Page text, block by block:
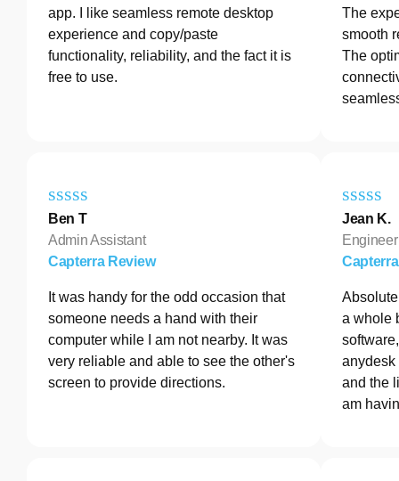
app. I like seamless remote desktop
experience and copy/paste
functionality, reliability, and the fact it is
free to use.
The
smooth
The
Ben T
Admin Assistant
Capterra Review
It was handy for the odd occasion that
someone needs a hand with their
computer while I am not nearby. It was
very reliable and able to see the other's
screen to provide directions.
Jean K.
Engineer
a whole
anydesk
and the
am